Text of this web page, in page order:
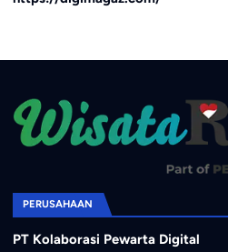
PERUSAHAAN
PT Kolaborasi Pewarta Digital